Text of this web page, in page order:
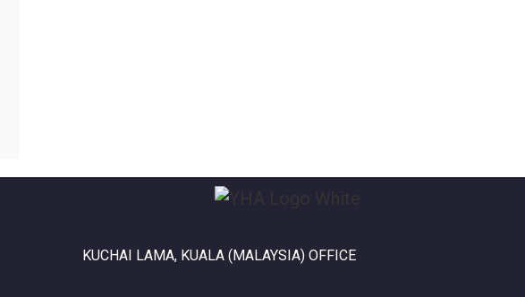
KUCHAI LAMA, KUALA (MALAYSIA) OFFICE